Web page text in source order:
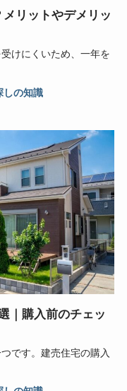
リットやデメリッ
けにくいため、一年を
しの知識
｜購入前のチェッ
です。建売住宅の購入